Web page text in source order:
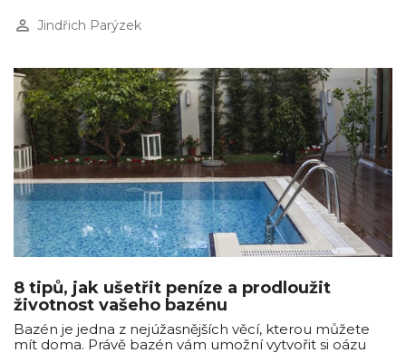
perm_identity Jindřich Parýzek
8 tipů, jak ušetřit peníze a prodloužit
životnost vašeho bazénu
Bazén je jedna z nejúžasnějších věcí, kterou můžete
mít doma. Právě bazén vám umožní vytvořit si oázu